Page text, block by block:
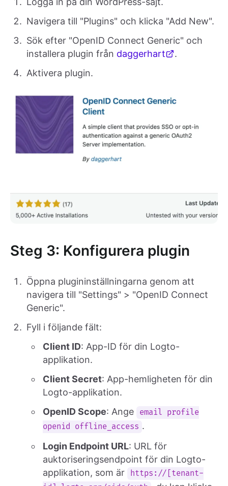
Navigera till "Plugins" och klicka "Add New".
Sök efter "OpenID Connect Generic" och
installera plugin från daggerhart
.
Aktivera plugin.
Steg 3: Konfigurera plugin
Öppna plugininställningarna genom att
navigera till "Settings" > "OpenID Connect
Generic".
Fyll i följande fält:
Client ID: App-ID för din Logto-
applikation.
Client Secret: App-hemligheten för din
Logto-applikation.
OpenID Scope: Ange
email profile
openid offline_access .
Login Endpoint URL: URL för
auktoriseringsendpoint för din Logto-
applikation, som är
https://[tenant-